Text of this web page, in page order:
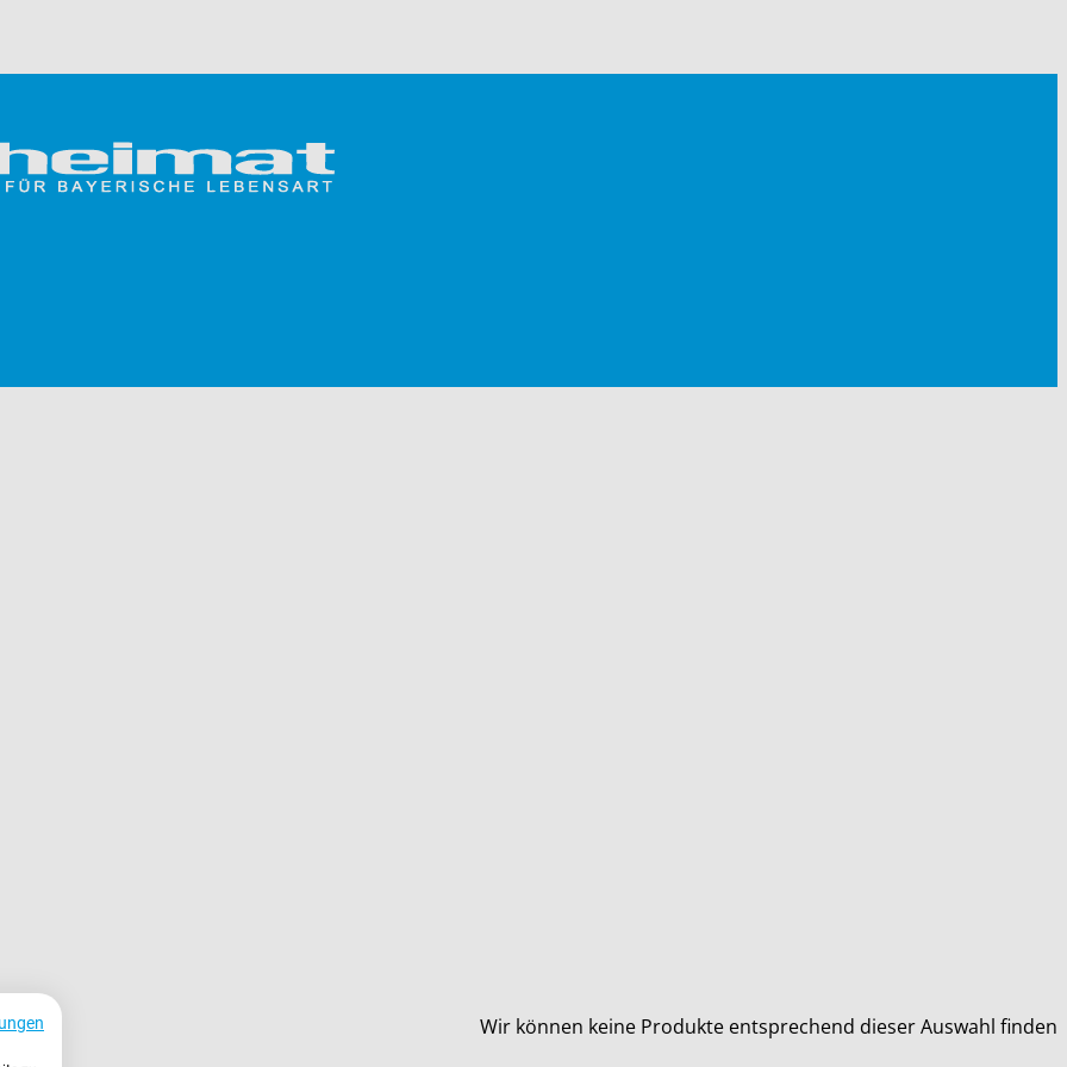
Wir können keine Produkte entsprechend dieser Auswahl finden